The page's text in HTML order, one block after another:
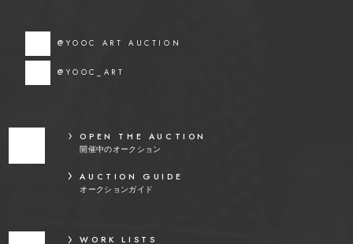
@YOOC ART AUCTION
@YOOC_ART
OPEN THE AUCTION
開催中のオークション
AUCTION GUIDE
オークションガイド
WORK LISTS